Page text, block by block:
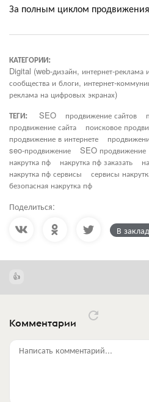
За полным циклом
КАТЕГОРИИ:
Digital (web-дизайн, интернет-реклама
сообщества и блоги, интернет-
реклама на цифровых экранах)
ТЕГИ:
SEO продвижение сайтов
продвижение сайта
поисковое
продвижение в интернете
seo-продвижение
SEO продвижение
накрутка пф
накрутка пф заказать
накрутка пф сервисы
сервисы
безопасная накрутка пф
Поделиться:
В
Комментарии
Написать комментарий...